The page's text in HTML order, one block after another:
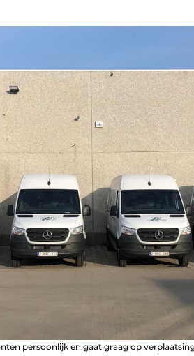
persoonlijk en gaat graag op